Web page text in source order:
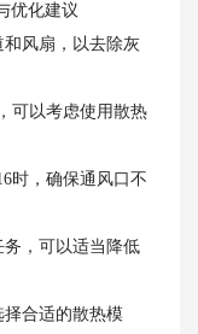
优化建议
风扇，以去除灰
以考虑使用散热
，确保通风口不
，可以适当降低
合适的散热模